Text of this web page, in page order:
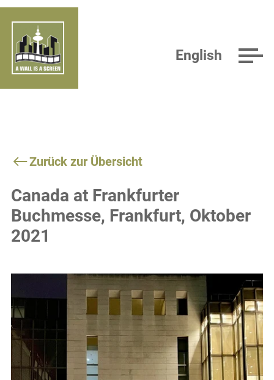
English
Zurück zur Übersicht
Canada at Frankfurter
Buchmesse, Frankfurt, Oktober
2021